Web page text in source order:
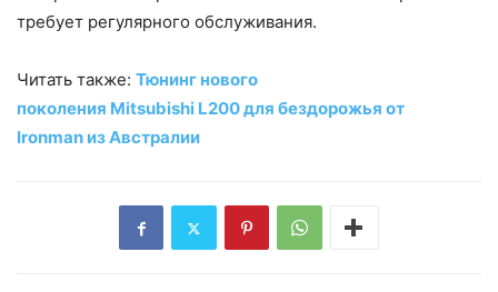
требует регулярного обслуживания.
Читать также: Тюнинг нового
поколения Mitsubishi L200 для бездорожья от
Ironman из Австралии